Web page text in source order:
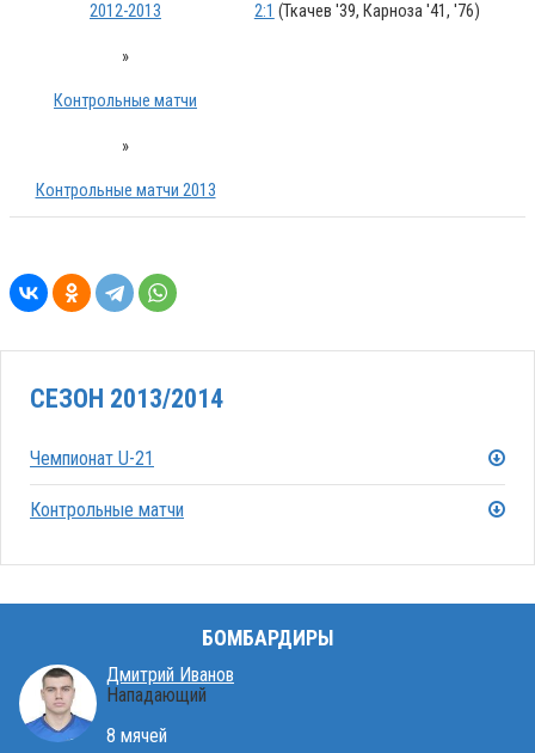
2012-2013
»
Контрольные матчи
»
Контрольные матчи 2013
2:1 (Ткачев '39, Карноза '41, '76)
СЕЗОН 2013/2014
Чемпионат U-21
Контрольные матчи
БОМБАРДИРЫ
Дмитрий Иванов
Нападающий
8 мячей